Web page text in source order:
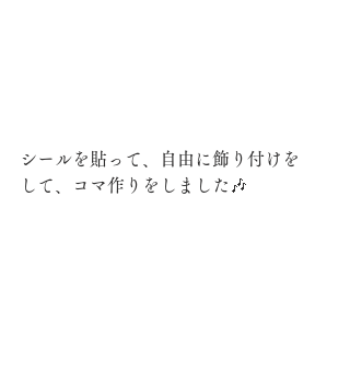
シールを貼って、自由に飾り付けを
して、コマ作りをしました🎶